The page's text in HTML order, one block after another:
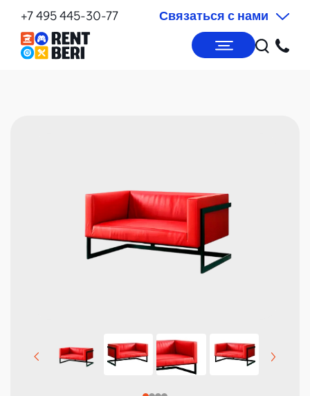
+7 495 445-30-77 Связаться с нами